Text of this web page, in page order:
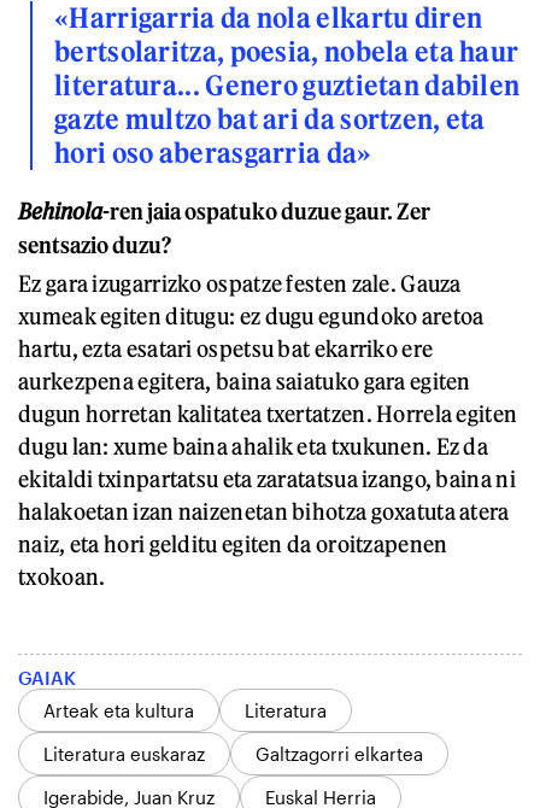
«Harrigarria da nola elkartu diren
bertsolaritza, poesia, nobela eta haur
literatura... Genero guztietan dabilen
gazte multzo bat ari da sortzen, eta
hori oso aberasgarria da»
Behinola-ren jaia ospatuko duzue gaur. Zer
sentsazio duzu?
Ez gara izugarrizko ospatze festen zale. Gauza
xumeak egiten ditugu: ez dugu egundoko aretoa
hartu, ezta esatari ospetsu bat ekarriko ere
aurkezpena egitera, baina saiatuko gara egiten
dugun horretan kalitatea txertatzen. Horrela egiten
dugu lan: xume baina ahalik eta txukunen. Ez da
ekitaldi txinpartatsu eta zaratatsua izango, baina ni
halakoetan izan naizenetan bihotza goxatuta atera
naiz, eta hori gelditu egiten da oroitzapenen
txokoan.
GAIAK
Arteak eta kultura
Literatura
Literatura euskaraz
Galtzagorri elkartea
Igerabide, Juan Kruz
Euskal Herria